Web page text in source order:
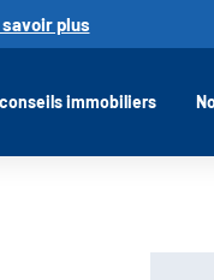
savoir plus
immobiliers